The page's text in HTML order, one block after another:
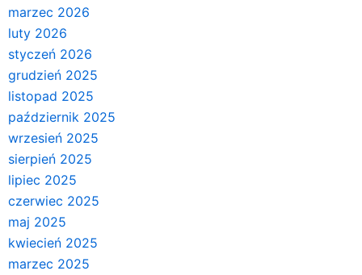
marzec 2026
luty 2026
styczeń 2026
grudzień 2025
listopad 2025
październik 2025
wrzesień 2025
sierpień 2025
lipiec 2025
czerwiec 2025
maj 2025
kwiecień 2025
marzec 2025